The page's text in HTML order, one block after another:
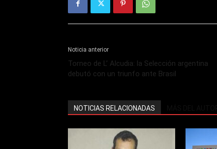
Noticia anterior
Torneo de L’ Alcudia: la Selección argentina
debutó con un triunfo ante Brasil
NOTICIAS RELACIONADAS